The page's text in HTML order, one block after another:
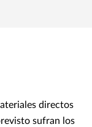
directos
sufran los